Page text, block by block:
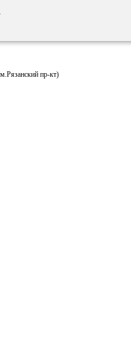
пр-кт)